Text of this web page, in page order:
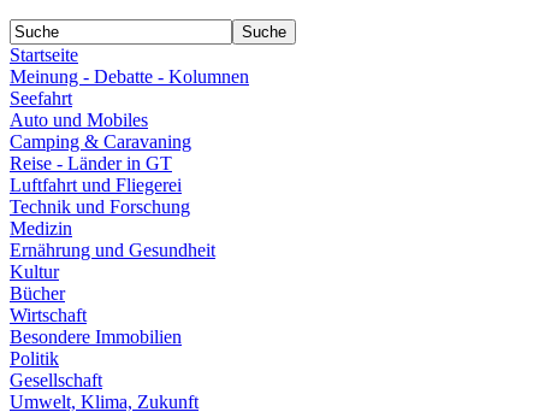
Startseite
Meinung - Debatte - Kolumnen
Seefahrt
Auto und Mobiles
Camping & Caravaning
Reise - Länder in GT
Luftfahrt und Fliegerei
Technik und Forschung
Medizin
Ernährung und Gesundheit
Kultur
Bücher
Wirtschaft
Besondere Immobilien
Politik
Gesellschaft
Umwelt, Klima, Zukunft